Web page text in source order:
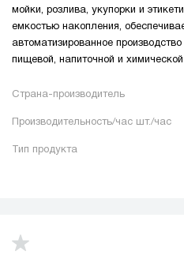
мойки, розлива, укупорки и
емкостью накопления,
автоматизированное
пищевой, напиточной и
Страна-производитель
Производительность/час шт./час
Тип продукта